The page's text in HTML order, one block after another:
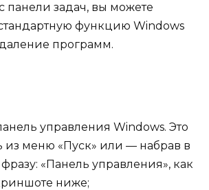
панели задач, вы можете
функцию Windows
программ.
управления Windows. Это
из меню «Пуск» или — набрав в
«Панель управления», как
ниже;